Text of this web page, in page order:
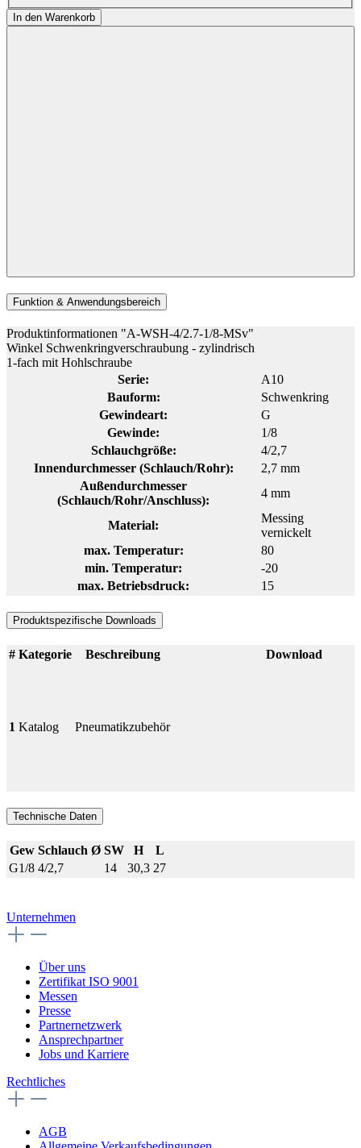
In den Warenkorb
Funktion & Anwendungsbereich
Produktinformationen "A-WSH-4/2.7-1/8-MSv"
Winkel Schwenkringverschraubung - zylindrisch
1-fach mit Hohlschraube
Serie:
A10
Bauform:
Schwenkring
Gewindeart:
G
Gewinde:
1/8
Schlauchgröße:
4/2,7
Innendurchmesser (Schlauch/Rohr):
2,7 mm
Außendurchmesser
(Schlauch/Rohr/Anschluss):
4 mm
Material:
Messing
vernickelt
max. Temperatur:
80
min. Temperatur:
-20
max. Betriebsdruck:
15
Produktspezifische Downloads
# Kategorie Beschreibung Download
1 Katalog Pneumatikzubehör
Technische Daten
Gew Schlauch Ø SW H
L
G1/8 4/2,7 14 30,3 27
Unternehmen
Über uns
Zertifikat ISO 9001
Messen
Presse
Partnernetzwerk
Ansprechpartner
Jobs und Karriere
Rechtliches
AGB